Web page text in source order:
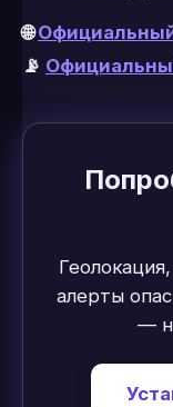
🌐
📡
алерты
—